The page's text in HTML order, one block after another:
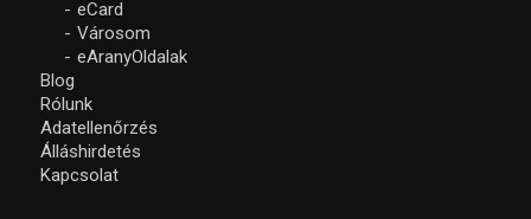
eCard
Városom
eAranyOldalak
Blog
Rólunk
Adatellenőrzés
Álláshirdetés
Kapcsolat